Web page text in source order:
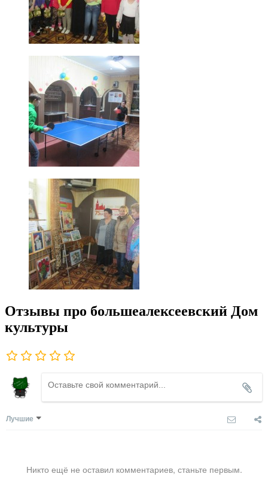
Отзывы про большеалексеевский Дом
культуры
Лучшие
Никто ещё не оставил комментариев, станьте первым.